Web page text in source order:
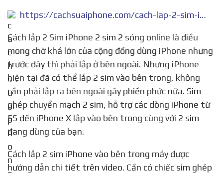
https://cachsuaiphone.com/cach-lap-2-sim-iphone-2-sim-2-song-online/
Cách lắp 2 Sim iPhone 2 sim 2 sóng online là điều
mong chờ khá lớn của cộng đồng dùng iPhone nhưng
trước đây thì phải lắp ở bên ngoài. Nhưng iPhone
hiện tại đã có thể lắp 2 sim vào bên trong, không
cần phải lắp ra bên ngoài gây phiền phức nữa. Sim
ghép chuyển mạch 2 sim, hỗ trợ các dòng iPhone từ
5S đến iPhone X lắp vào bên trong cùng với 2 sim
đang dùng của bạn.
Cách lắp 2 sim iPhone vào bên trong máy được
hướng dẫn chi tiết trên video. Cần có chiếc sim ghép